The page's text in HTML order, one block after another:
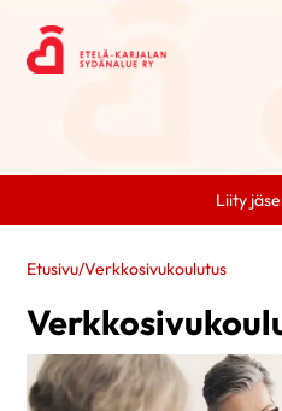
Liity
Etusivu/Verkkosivukoulutus